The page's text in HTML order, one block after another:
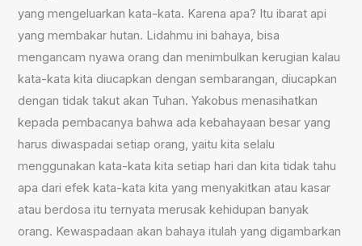
yang mengeluarkan kata-kata. Karena apa? Itu ibarat api
yang membakar hutan. Lidahmu ini bahaya, bisa
mengancam nyawa orang dan menimbulkan kerugian kalau
kata-kata kita diucapkan dengan sembarangan, diucapkan
dengan tidak takut akan Tuhan. Yakobus menasihatkan
kepada pembacanya bahwa ada kebahayaan besar yang
harus diwaspadai setiap orang, yaitu kita selalu
menggunakan kata-kata kita setiap hari dan kita tidak tahu
apa dari efek kata-kata kita yang menyakitkan atau kasar
atau berdosa itu ternyata merusak kehidupan banyak
orang. Kewaspadaan akan bahaya itulah yang digambarkan